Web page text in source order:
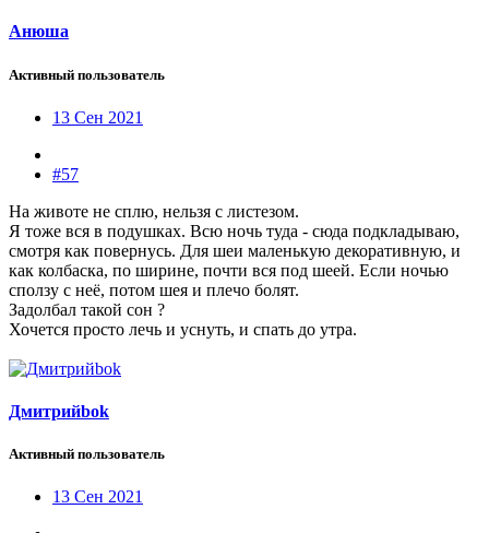
Анюша
Активный пользователь
13 Сен 2021
#57
На животе не сплю, нельзя с листезом.
Я тоже вся в подушках. Всю ночь туда - сюда подкладываю,
смотря как повернусь. Для шеи маленькую декоративную, и
как колбаска, по ширине, почти вся под шеей. Если ночью
сползу с неё, потом шея и плечо болят.
Задолбал такой сон ?
Хочется просто лечь и уснуть, и спать до утра.
Дмитрийbok
Активный пользователь
13 Сен 2021